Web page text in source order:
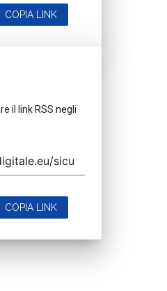
COPIA LINK
il link RSS negli
COPIA LINK